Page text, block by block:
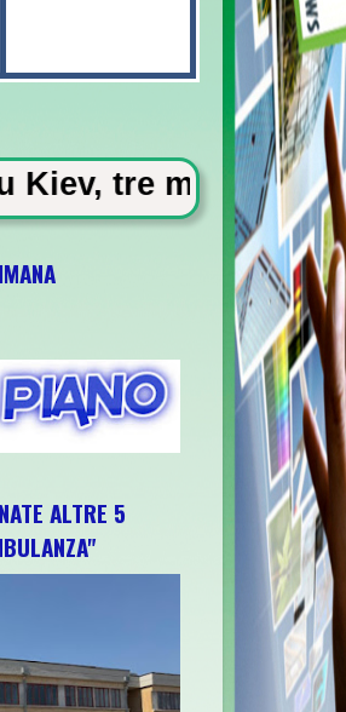
A14, cantiere dopo
l'ultima gara di
tra cui un
ALTRE 5